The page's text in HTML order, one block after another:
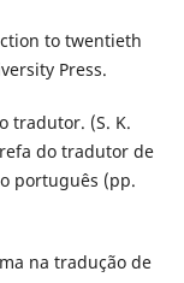
to twentieth
Press.
tradutor. (S. K.
do tradutor de
português (pp.
na tradução de